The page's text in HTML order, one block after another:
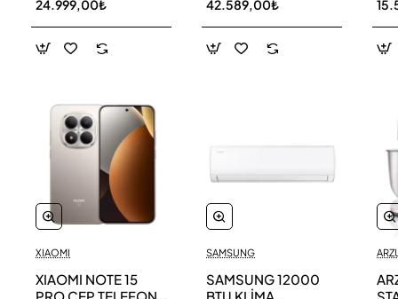
24.999,00₺
XIAOMI
XIAOMI NOTE 15
42.589,00₺
SAMSUNG
SAMSUNG 12000